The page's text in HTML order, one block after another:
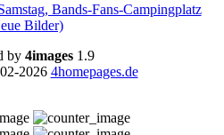
by 4images 1.9
2026 4homepages.de